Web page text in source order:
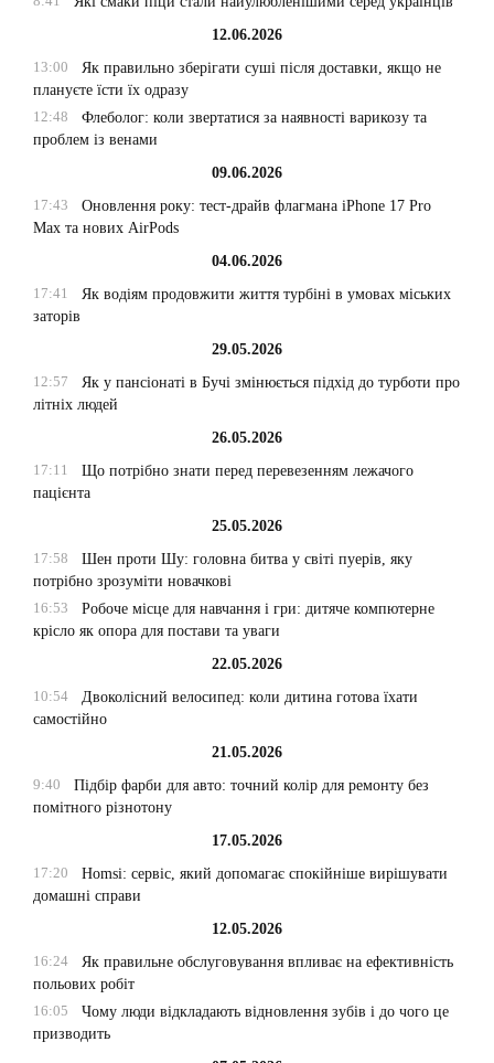
12.06.2026
13:00
Як правильно зберігати суші після доставки, якщо не
плануєте їсти їх одразу
12:48
Флеболог: коли звертатися за наявності варикозу та
проблем із венами
09.06.2026
17:43
Оновлення року: тест-драйв флагмана iPhone 17 Pro
Max та нових AirPods
04.06.2026
17:41
Як водіям продовжити життя турбіні в умовах міських
заторів
29.05.2026
12:57
Як у пансіонаті в Бучі змінюється підхід до турботи про
літніх людей
26.05.2026
17:11
Що потрібно знати перед перевезенням лежачого
пацієнта
25.05.2026
17:58
Шен проти Шу: головна битва у світі пуерів, яку
потрібно зрозуміти новачкові
16:53
Робоче місце для навчання і гри: дитяче компютерне
крісло як опора для постави та уваги
22.05.2026
10:54
Двоколісний велосипед: коли дитина готова їхати
самостійно
21.05.2026
9:40
Підбір фарби для авто: точний колір для ремонту без
помітного різнотону
17.05.2026
17:20
Homsi: сервіс, який допомагає спокійніше вирішувати
домашні справи
12.05.2026
16:24
Як правильне обслуговування впливає на ефективність
польових робіт
16:05
Чому люди відкладають відновлення зубів і до чого це
призводить